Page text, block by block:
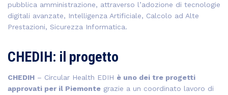
pubblica amministrazione, attraverso l’adozione di tecnologie
digitali avanzate, Intelligenza Artificiale, Calcolo ad Alte
Prestazioni, Sicurezza Informatica.
CHEDIH: il progetto
CHEDIH – Circular Health EDIH è uno dei tre progetti
approvati per il Piemonte grazie a un coordinato lavoro di